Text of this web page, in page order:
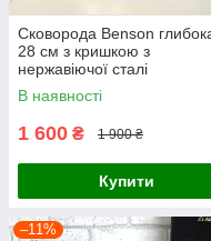
Сковорода Benson
28 см з кришкою з
нержавіючої сталі
В наявності
1 600 ₴ 1 900 ₴
Купити
–11%